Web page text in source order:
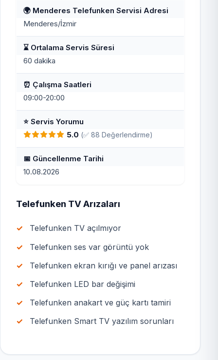
🌍 Menderes Telefunken Servisi Adresi
Menderes/İzmir
⌛ Ortalama Servis Süresi
60 dakika
⏰ Çalışma Saatleri
09:00-20:00
⭐ Servis Yorumu
5.0 (✅ 88 Değerlendirme)
📅 Güncellenme Tarihi
10.08.2026
Telefunken TV Arızaları
Telefunken TV açılmıyor
Telefunken ses var görüntü yok
Telefunken ekran kırığı ve panel arızası
Telefunken LED bar değişimi
Telefunken anakart ve güç kartı tamiri
Telefunken Smart TV yazılım sorunları